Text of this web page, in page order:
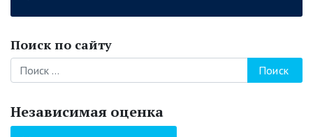
Поиск по сайту
Поиск
Независимая оценка